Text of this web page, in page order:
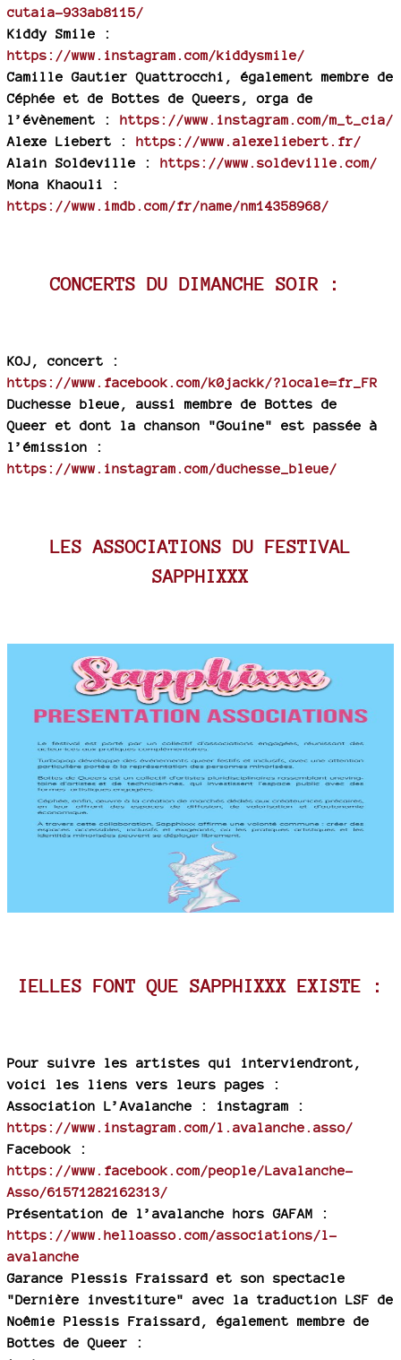
cutaia-933ab8115/
Kiddy Smile :
https://www.instagram.com/kiddysmile/
Camille Gautier Quattrocchi, également membre de
Céphée et de Bottes de Queers, orga de
l’évènement : https://www.instagram.com/m_t_cia/
Alexe Liebert : https://www.alexeliebert.fr/
Alain Soldeville : https://www.soldeville.com/
Mona Khaouli :
https://www.imdb.com/fr/name/nm14358968/
CONCERTS DU DIMANCHE SOIR :
KOJ, concert :
https://www.facebook.com/k0jackk/?locale=fr_FR
Duchesse bleue, aussi membre de Bottes de
Queer et dont la chanson "Gouine" est passée à
l’émission :
https://www.instagram.com/duchesse_bleue/
LES ASSOCIATIONS DU FESTIVAL
SAPPHIXXX
IELLES FONT QUE SAPPHIXXX EXISTE :
Pour suivre les artistes qui interviendront,
voici les liens vers leurs pages :
Association L’Avalanche : instagram :
https://www.instagram.com/l.avalanche.asso/
Facebook :
https://www.facebook.com/people/Lavalanche-
Asso/61571282162313/
Présentation de l’avalanche hors GAFAM :
https://www.helloasso.com/associations/l-
avalanche
Garance Plessis Fraissard et son spectacle
"Dernière investiture" avec la traduction LSF de
Noêmie Plessis Fraissard, également membre de
Bottes de Queer :